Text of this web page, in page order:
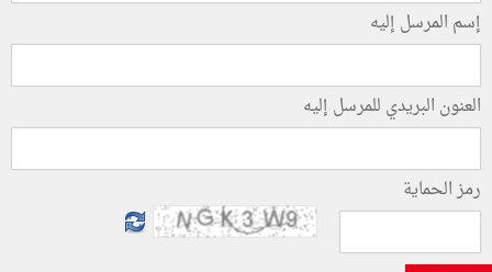
إسم المرسل إليه
العنون البريدي للمرسل إليه
رمز الحماية